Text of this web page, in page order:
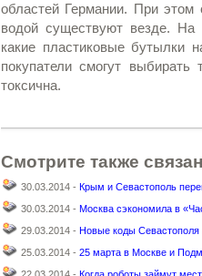
областей Германии. При этом
водой существуют везде. На
какие пластиковые бутылки
покупатели смогут выбирать
токсична.
Смотрите также
30.03.2014 - Крым и Севастополь
30.03.2014 - Москва сэкономила в
29.03.2014 - Новые коды Севастополя
25.03.2014 - 25 марта в Москве и